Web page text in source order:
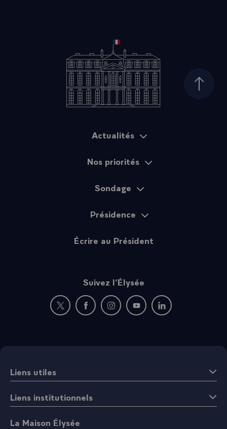
Haut
Actualités
Nos priorités
Sondage
Présidence
Écrire au Président
Suivez l’Élysée
Nouvelle fenêtre : rejoignez-nous sur Twitter
Nouvelle fenêtre : rejoignez-nous sur
Nouvelle fenêtre : rejoignez-nous
Nouvelle fenêtre :
Nouvelle fenêtre :
Liens utiles
Liens institutionnels
La Maison Élysée